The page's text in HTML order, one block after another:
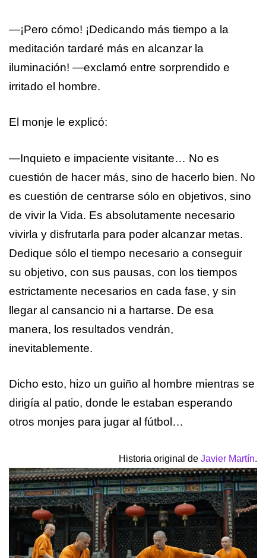
—¡Pero cómo! ¡Dedicando más tiempo a la
meditación tardaré más en alcanzar la
iluminación! —exclamó entre sorprendido e
irritado el hombre.
El monje le explicó:
—Inquieto e impaciente visitante… No es
cuestión de hacer más, sino de hacerlo bien. No
es cuestión de centrarse sólo en objetivos, sino
de vivir la Vida. Es absolutamente necesario
vivirla y disfrutarla para poder alcanzar metas.
Dedique sólo el tiempo necesario a conseguir
su objetivo, con sus pausas, con los tiempos
estrictamente necesarios en cada fase, y sin
llegar al cansancio ni a hartarse. De esa
manera, los resultados vendrán,
inevitablemente.
Dicho esto, hizo un guiño al hombre mientras se
dirigía al patio, donde le estaban esperando
otros monjes para jugar al fútbol…
Historia original de Javier Martín.